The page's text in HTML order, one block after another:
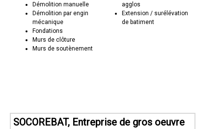
Démolition manuelle
Démolition par engin
mécanique
Fondations
Murs de clôture
Murs de soutènement
agglos
Extension / surélévation
de batiment
SOCOREBAT, Entreprise de gros oeuvre